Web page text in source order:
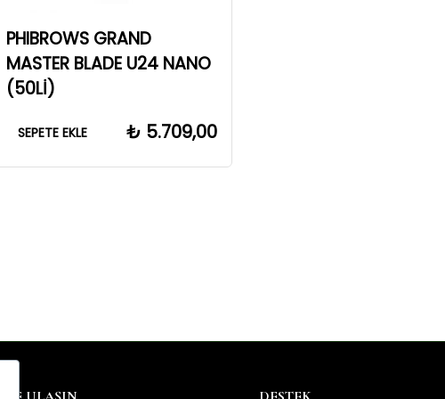
PHIBROWS GRAND
MASTER BLADE U24 NANO
(50Lİ)
SEPETE EKLE ₺ 5.709,00